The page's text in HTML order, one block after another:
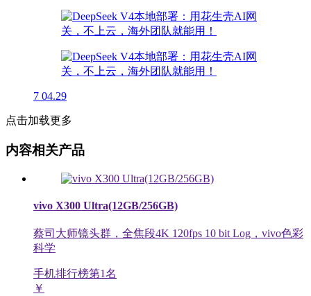
7 04.29
点击加载更多
内容相关产品
vivo X300 Ultra(12GB/256GB)
蔡司大师镜头群，全焦段4K 120fps 10 bit Log，vivo色彩
科学
手机排行榜第1名
￥